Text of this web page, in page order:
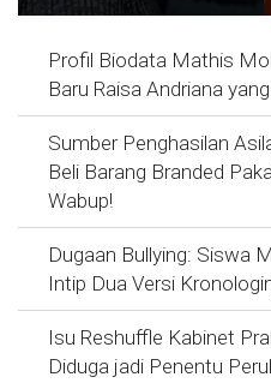
Profil Biodata Mathis
Baru Raisa Andriana
Sumber Penghasilan
Beli Barang Branded
Wabup!
Dugaan Bullying: Siswa
Intip Dua Versi
Isu Reshuffle Kabinet
Diduga jadi Penentu